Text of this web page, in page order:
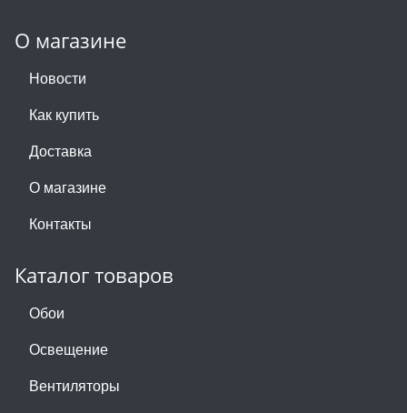
О магазине
Новости
Как купить
Доставка
О магазине
Контакты
Каталог товаров
Обои
Освещение
Вентиляторы